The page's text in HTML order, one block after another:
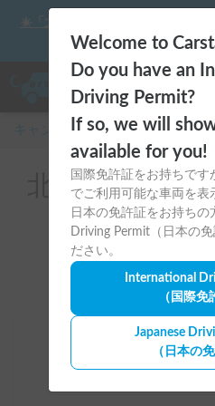
Welcome to
Do you have an
Driving Permit?
If so, we will
available for you!
国際免許証をお持ちです
でご利用可能な車両を表
日本の免許証をお持ちの
Driving Permit（日本の
ださい。
International
（国際免
Japanese
（日本の
☀️「大曲の花火」をキャンピング
か？
キャンピングカー・車中泊スポ
北海道のレン
グカー(
北海道